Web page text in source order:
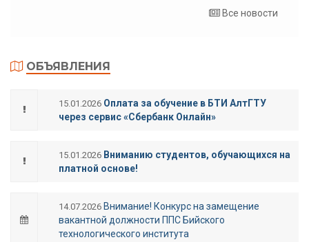
Все новости
ОБЪЯВЛЕНИЯ
15.01.2026 Оплата за обучение в БТИ АлтГТУ
через сервис «Сбербанк Онлайн»
15.01.2026 Вниманию студентов, обучающихся на
платной основе!
14.07.2026 Внимание! Конкурс на замещение
вакантной должности ППС Бийского
технологического института